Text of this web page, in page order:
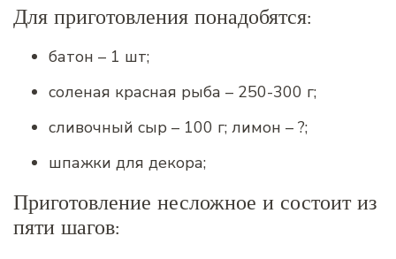
Для приготовления понадобятся:
батон – 1 шт;
соленая красная рыба – 250-300 г;
сливочный сыр – 100 г; лимон – ?;
шпажки для декора;
Приготовление несложное и состоит из
пяти шагов: